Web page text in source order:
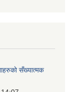
सँख्यात्मक